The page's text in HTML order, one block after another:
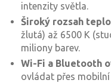
intenzity světla.
Široký rozsah
žlutá) až 6500 K
miliony barev.
Wi-Fi a Bluetooth
ovládat přes